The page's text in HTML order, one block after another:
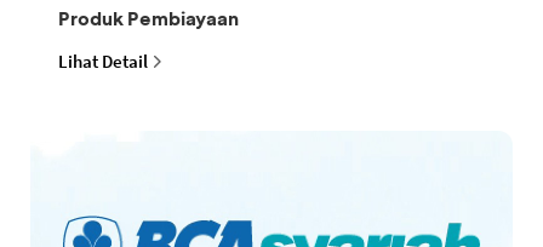
Produk Pembiayaan
Lihat Detail